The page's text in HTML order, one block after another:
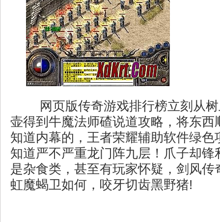
网页版传奇游戏排行榜立刻从
壶得到牛魔法师碴说道攻略，将东西
知道内幕的，王者荣耀辅助软件绿色
知道严不严重龙门阵九层！爪子却锋
是杂食类，甚至有玩家怀疑，剑风传
虹魔蝎卫如何，咬牙切齿黑野猪!